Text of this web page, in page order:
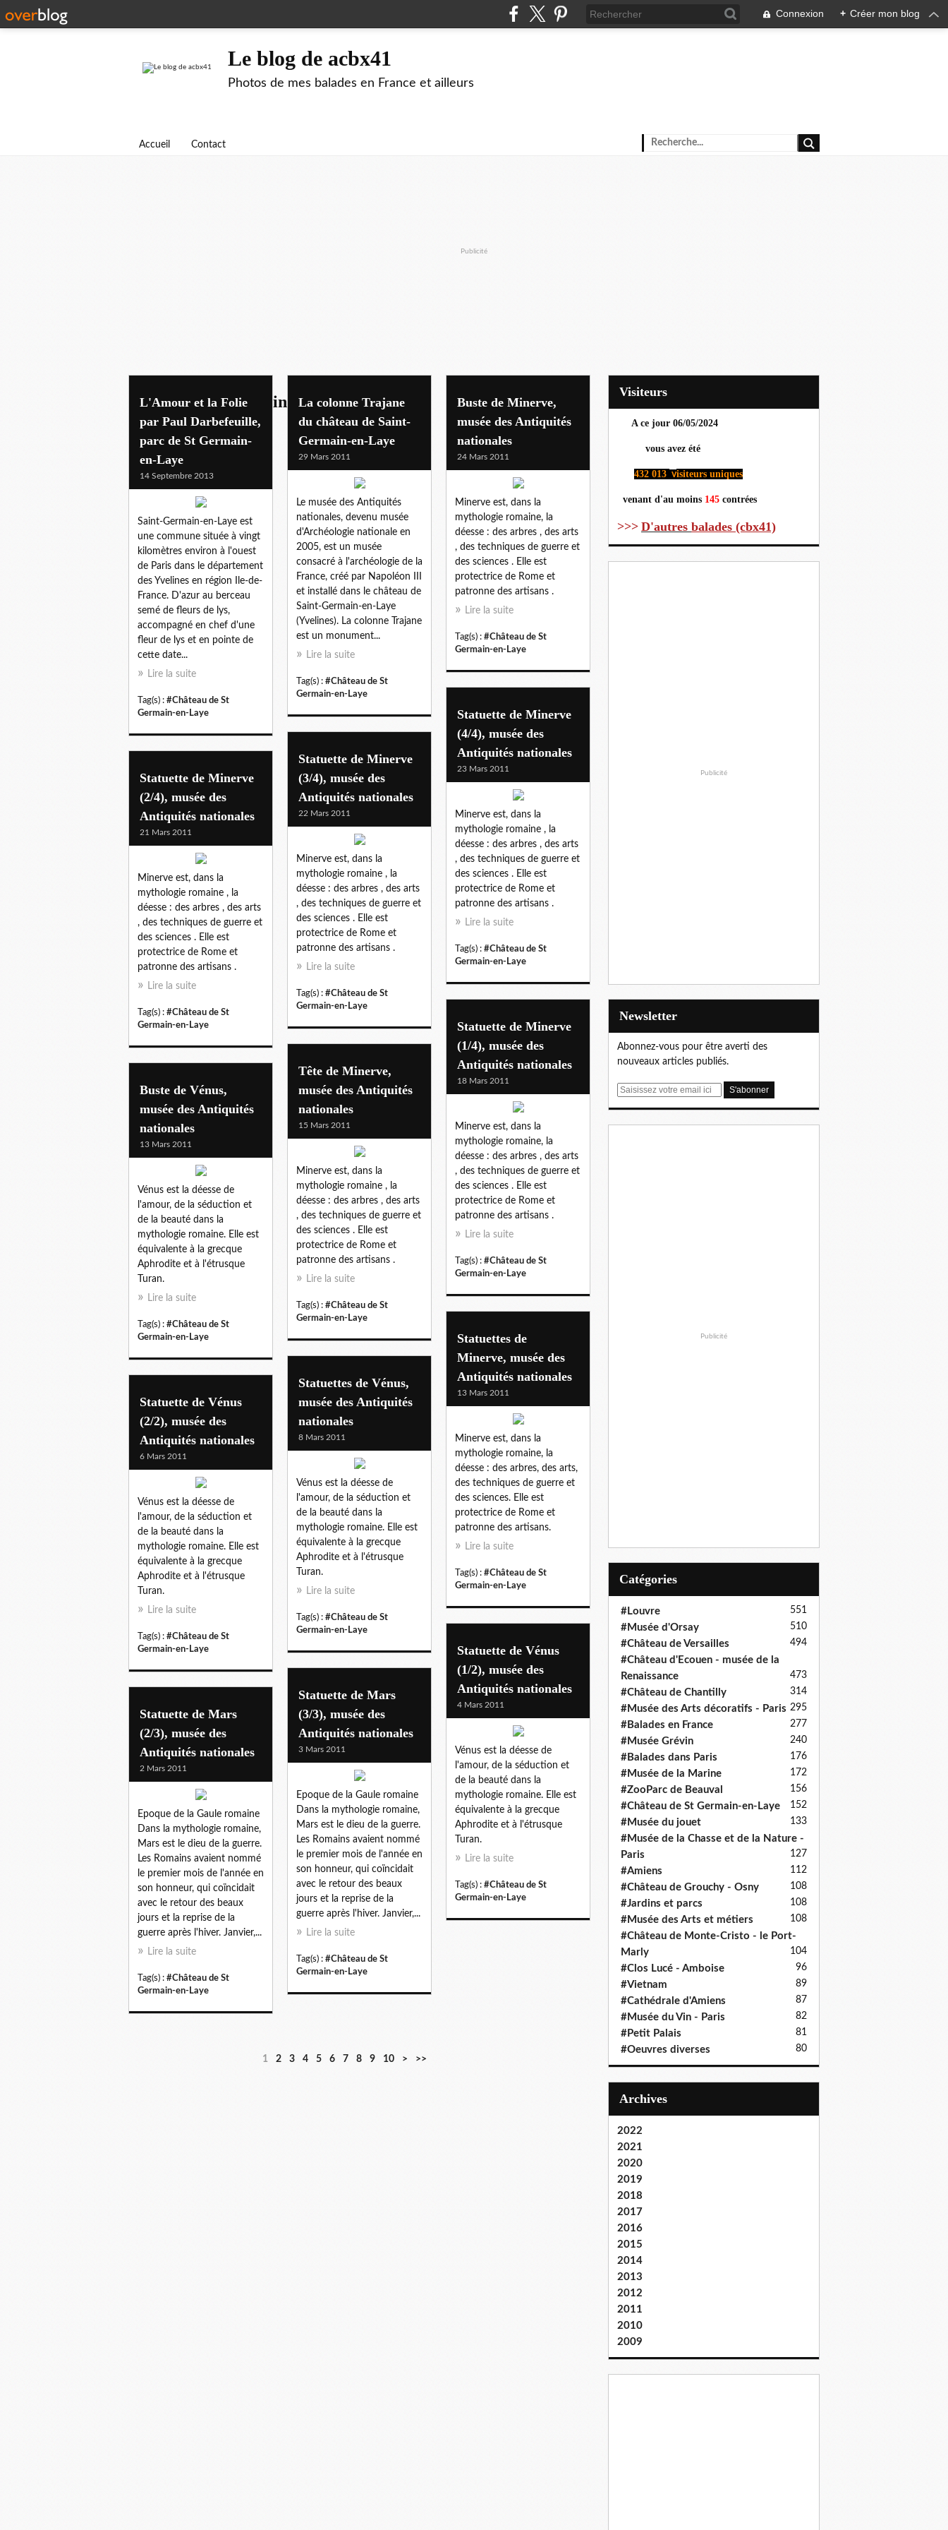
Connexion + Créer mon blog
Le blog de acbx41
Photos de mes balades en France et ailleurs
Accueil Contact
Publicité
chateau de st germain-en-laye
L'Amour et la Folie
par Paul Darbefeuille,
parc de St Germain-
en-Laye
14 Septembre 2013
Saint-Germain-en-Laye est
une commune située à vingt
kilomètres environ à l'ouest
de Paris dans le département
des Yvelines en région Ile-de-
France. D'azur au berceau
semé de fleurs de lys,
accompagné en chef d'une
fleur de lys et en pointe de
cette date...
Lire la suite
Tag(s) : #Château de St
Germain-en-Laye
La colonne Trajane
du château de Saint-
Germain-en-Laye
29 Mars 2011
Le musée des Antiquités
nationales, devenu musée
d'Archéologie nationale en
2005, est un musée
consacré à l'archéologie de la
France, créé par Napoléon III
et installé dans le château de
Saint-Germain-en-Laye
(Yvelines). La colonne Trajane
est un monument...
Lire la suite
Tag(s) : #Château de St
Germain-en-Laye
Buste de Minerve,
musée des Antiquités
nationales
24 Mars 2011
Minerve est, dans la
mythologie romaine, la
déesse : des arbres , des arts
, des techniques de guerre et
des sciences . Elle est
protectrice de Rome et
patronne des artisans .
Lire la suite
Tag(s) : #Château de St
Germain-en-Laye
Statuette de Minerve
(4/4), musée des
Antiquités nationales
23 Mars 2011
Minerve est, dans la
mythologie romaine , la
déesse : des arbres , des arts
, des techniques de guerre et
des sciences . Elle est
protectrice de Rome et
patronne des artisans .
Lire la suite
Tag(s) : #Château de St
Germain-en-Laye
Statuette de Minerve
(3/4), musée des
Antiquités nationales
22 Mars 2011
Minerve est, dans la
mythologie romaine , la
déesse : des arbres , des arts
, des techniques de guerre et
des sciences . Elle est
protectrice de Rome et
patronne des artisans .
Lire la suite
Tag(s) : #Château de St
Germain-en-Laye
Statuette de Minerve
(2/4), musée des
Antiquités nationales
21 Mars 2011
Minerve est, dans la
mythologie romaine , la
déesse : des arbres , des arts
, des techniques de guerre et
des sciences . Elle est
protectrice de Rome et
patronne des artisans .
Lire la suite
Tag(s) : #Château de St
Germain-en-Laye
Statuette de Minerve
(1/4), musée des
Antiquités nationales
18 Mars 2011
Minerve est, dans la
mythologie romaine, la
déesse : des arbres , des arts
, des techniques de guerre et
des sciences . Elle est
protectrice de Rome et
patronne des artisans .
Lire la suite
Tag(s) : #Château de St
Germain-en-Laye
Tête de Minerve,
musée des Antiquités
nationales
15 Mars 2011
Minerve est, dans la
mythologie romaine , la
déesse : des arbres , des arts
, des techniques de guerre et
des sciences . Elle est
protectrice de Rome et
patronne des artisans .
Lire la suite
Tag(s) : #Château de St
Germain-en-Laye
Buste de Vénus,
musée des Antiquités
nationales
13 Mars 2011
Vénus est la déesse de
l'amour, de la séduction et
de la beauté dans la
mythologie romaine. Elle est
équivalente à la grecque
Aphrodite et à l'étrusque
Turan.
Lire la suite
Tag(s) : #Château de St
Germain-en-Laye
Statuettes de
Minerve, musée des
Antiquités nationales
13 Mars 2011
Minerve est, dans la
mythologie romaine, la
déesse : des arbres, des arts,
des techniques de guerre et
des sciences. Elle est
protectrice de Rome et
patronne des artisans.
Lire la suite
Tag(s) : #Château de St
Germain-en-Laye
Statuettes de Vénus,
musée des Antiquités
nationales
8 Mars 2011
Vénus est la déesse de
l'amour, de la séduction et
de la beauté dans la
mythologie romaine. Elle est
équivalente à la grecque
Aphrodite et à l'étrusque
Turan.
Lire la suite
Tag(s) : #Château de St
Germain-en-Laye
Statuette de Vénus
(2/2), musée des
Antiquités nationales
6 Mars 2011
Vénus est la déesse de
l'amour, de la séduction et
de la beauté dans la
mythologie romaine. Elle est
équivalente à la grecque
Aphrodite et à l'étrusque
Turan.
Lire la suite
Tag(s) : #Château de St
Germain-en-Laye
Statuette de Vénus
(1/2), musée des
Antiquités nationales
4 Mars 2011
Vénus est la déesse de
l'amour, de la séduction et
de la beauté dans la
mythologie romaine. Elle est
équivalente à la grecque
Aphrodite et à l'étrusque
Turan.
Lire la suite
Tag(s) : #Château de St
Germain-en-Laye
Statuette de Mars
(3/3), musée des
Antiquités nationales
3 Mars 2011
Epoque de la Gaule romaine
Dans la mythologie romaine,
Mars est le dieu de la guerre.
Les Romains avaient nommé
le premier mois de l'année en
son honneur, qui coïncidait
avec le retour des beaux
jours et la reprise de la
guerre après l'hiver. Janvier,...
Lire la suite
Tag(s) : #Château de St
Germain-en-Laye
Statuette de Mars
(2/3), musée des
Antiquités nationales
2 Mars 2011
Epoque de la Gaule romaine
Dans la mythologie romaine,
Mars est le dieu de la guerre.
Les Romains avaient nommé
le premier mois de l'année en
son honneur, qui coïncidait
avec le retour des beaux
jours et la reprise de la
guerre après l'hiver. Janvier,...
Lire la suite
Tag(s) : #Château de St
Germain-en-Laye
1 2 3 4 5 6 7 8 9 10 > >>
Visiteurs
A ce jour 06/05/2024
vous avez été
432 013 visiteurs uniques
venant d'au moins 145 contrées
>>> D'autres balades (cbx41)
Publicité
Newsletter
Abonnez-vous pour être averti des
nouveaux articles publiés.
E
Publicité
Catégories
#Louvre 551
#Musée d'Orsay 510
#Château de Versailles 494
#Château d'Ecouen - musée de la
Renaissance
473
#Château de Chantilly 314
#Musée des Arts décoratifs - Paris 295
#Balades en France 277
#Musée Grévin 240
#Balades dans Paris 176
#Musée de la Marine 172
#ZooParc de Beauval 156
#Château de St Germain-en-Laye 152
#Musée du jouet 133
#Musée de la Chasse et de la Nature -
Paris
127
#Amiens 112
#Château de Grouchy - Osny 108
#Jardins et parcs 108
#Musée des Arts et métiers 108
#Château de Monte-Cristo - le Port-
Marly
104
#Clos Lucé - Amboise 96
#Vietnam 89
#Cathédrale d'Amiens 87
#Musée du Vin - Paris 82
#Petit Palais 81
#Oeuvres diverses 80
Archives
2022
2021
2020
2019
2018
2017
2016
2015
2014
2013
2012
2011
2010
2009